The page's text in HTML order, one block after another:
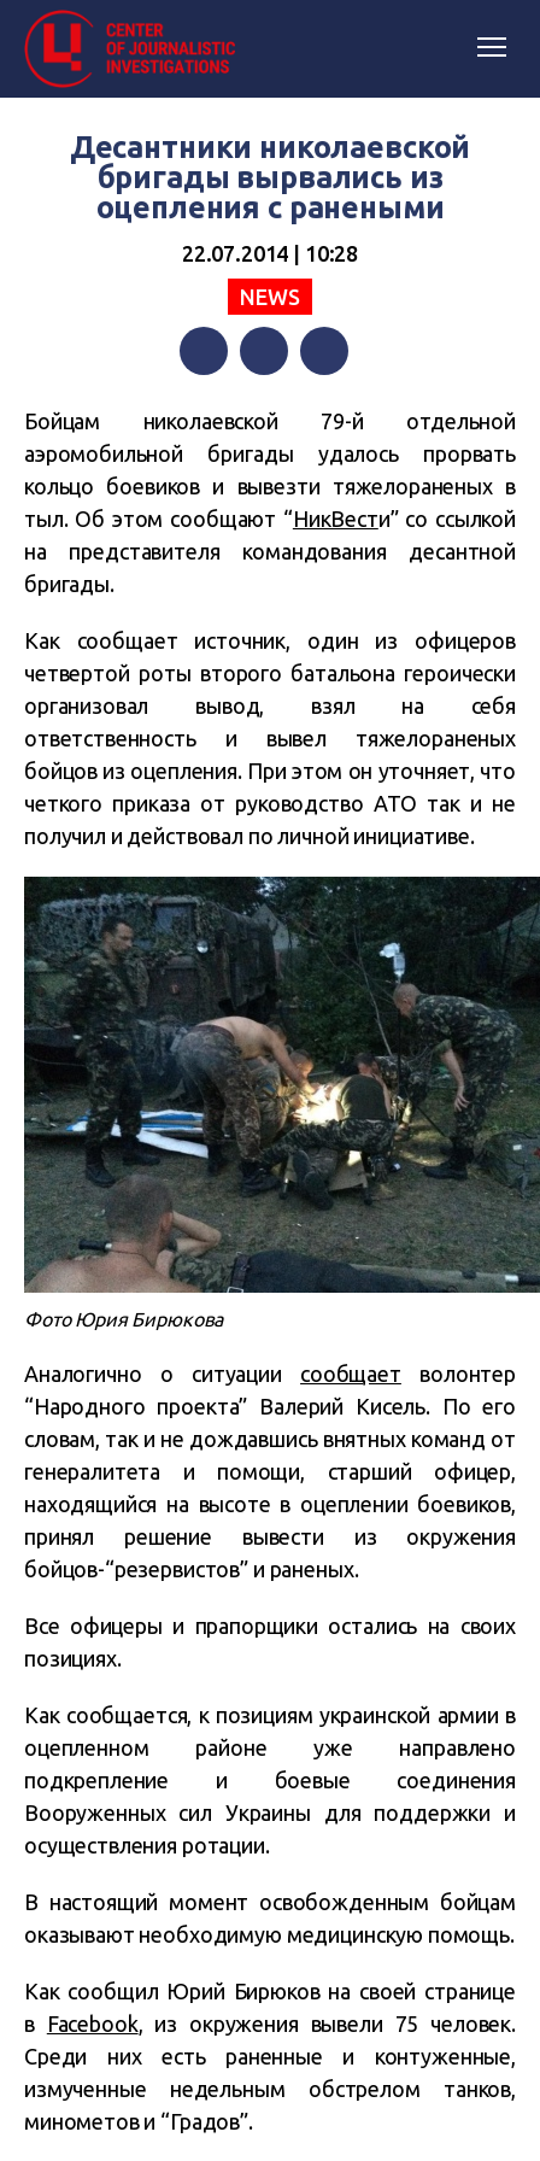
Десантники николаевской
бригады вырвались из
оцепления с ранеными
22.07.2014 | 10:28
NEWS
Бойцам николаевской 79-й отдельной
аэромобильной бригады удалось прорвать
кольцо боевиков и вывезти тяжелораненых в
тыл. Об этом сообщают “НикВести” со ссылкой
на представителя командования десантной
бригады.
Как сообщает источник, один из офицеров
четвертой роты второго батальона героически
организовал вывод, взял на себя
ответственность и вывел тяжелораненых
бойцов из оцепления. При этом он уточняет, что
четкого приказа от руководство АТО так и не
получил и действовал по личной инициативе.
Фото Юрия Бирюкова
Аналогично о ситуации сообщает волонтер
“Народного проекта” Валерий Кисель. По его
словам, так и не дождавшись внятных команд от
генералитета и помощи, старший офицер,
находящийся на высоте в оцеплении боевиков,
принял решение вывести из окружения
бойцов-“резервистов” и раненых.
Все офицеры и прапорщики остались на своих
позициях.
Как сообщается, к позициям украинской армии в
оцепленном районе уже направлено
подкрепление и боевые соединения
Вооруженных сил Украины для поддержки и
осуществления ротации.
В настоящий момент освобожденным бойцам
оказывают необходимую медицинскую помощь.
Как сообщил Юрий Бирюков на своей странице
в Facebook, из окружения вывели 75 человек.
Среди них есть раненные и контуженные,
измученные недельным обстрелом танков,
минометов и “Градов”.